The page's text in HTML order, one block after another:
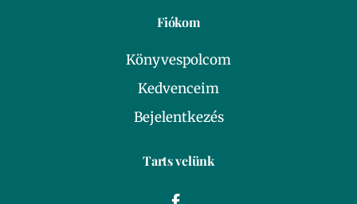
Fiókom
Könyvespolcom
Kedvenceim
Bejelentkezés
Tarts velünk